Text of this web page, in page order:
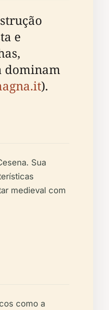
e
dominam
).
Sua
medieval com
como a